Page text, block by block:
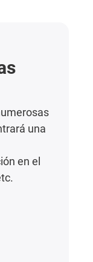
una
en el